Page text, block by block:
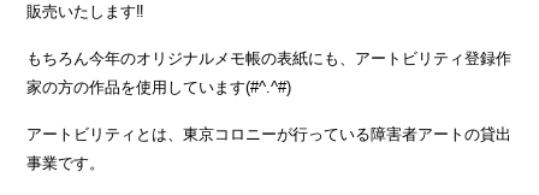
販売いたします‼
もちろん今年のオリジナルメモ帳の表紙にも、アートビリティ登録作
家の方の作品を使用しています(#^.^#)
アートビリティとは、東京コロニーが行っている障害者アートの貸出
事業です。